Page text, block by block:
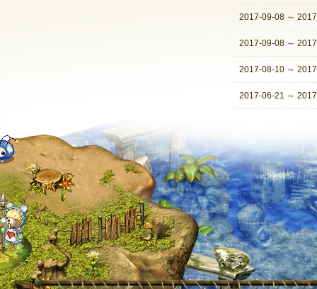
2017-09-08 ～
2017-09-08 ～
2017-08-10 ～
2017-06-21 ～